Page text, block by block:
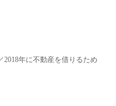
2018年に不動産を借りるため